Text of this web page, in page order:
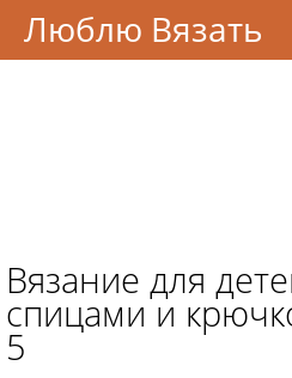
Вязание для
спицами и
5
Люблю Вязать